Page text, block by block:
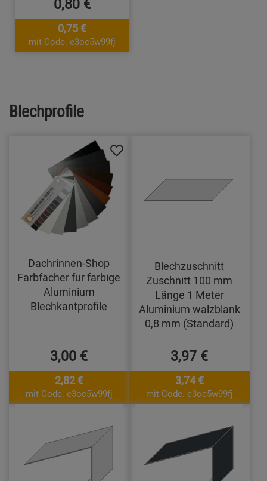
0,75 €
mit Code: e3oc5w99fj
Blechprofile
Dachrinnen-Shop
Farbfächer für farbige
Aluminium
Blechkantprofile
3,00 €
2,82 €
mit Code: e3oc5w99fj
Blechzuschnitt
Zuschnitt 100 mm
Länge 1 Meter
Aluminium walzblank
0,8 mm (Standard)
3,97 €
3,74 €
mit Code: e3oc5w99fj